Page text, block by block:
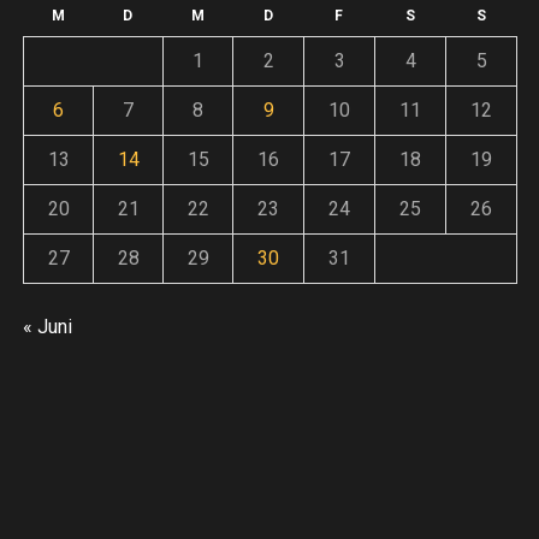
weiter
M D M D F S S
1 2 3 4 5
6 7 8 9 10 11 12
13 14 15 16 17 18 19
20 21 22 23 24 25 26
27 28 29 30 31
« Juni